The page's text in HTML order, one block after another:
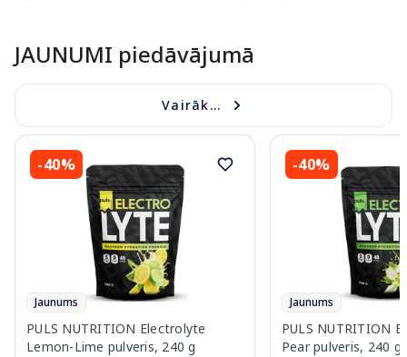
JAUNUMI piedāvājumā
Vairāk...
-40%
Jaunums
PULS NUTRITION Electrolyte
Lemon-Lime pulveris, 240 g
-40%
Jaunums
PULS NUTRITION
Pear pulveris, 240 g